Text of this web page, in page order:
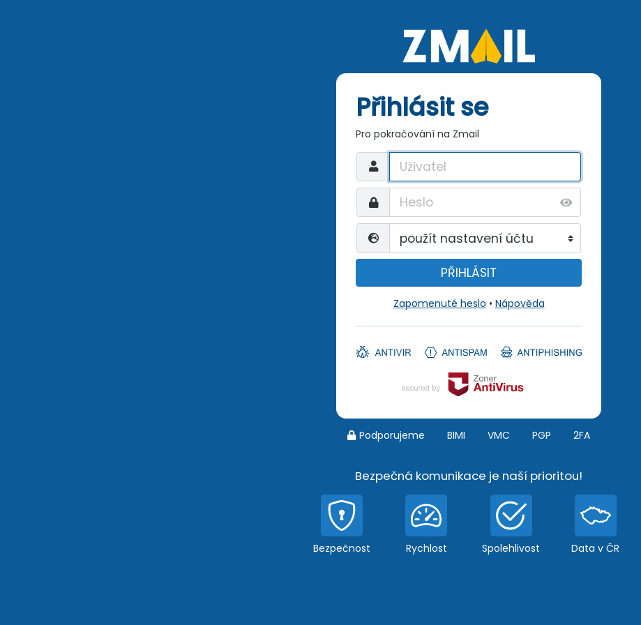
Přihlásit se
Pro pokračování na Zmail
PŘIHLÁSIT
Zapomenuté heslo • Nápověda
Podporujeme BIMI VMC PGP 2FA
Bezpečná komunikace je naší prioritou!
Bezpečnost Rychlost Spolehlivost Data v ČR